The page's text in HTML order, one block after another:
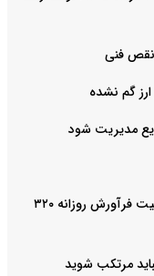
نقص فنی
مدیریت شود
تکمیل راه‌اندازی چهار ردیف نفتی CTEP با ظرفیت فرآورش روزانه ۳۲۰